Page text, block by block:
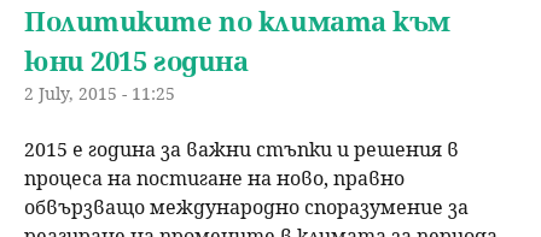
Политиките по климата към
юни 2015 година
2 July, 2015 - 11:25
2015 е година за важни стъпки и решения в
процеса на постигане на ново, правно
обвързващо международно споразумение за